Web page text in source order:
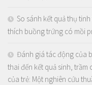
So sánh kết quả thụ
thích buồng trứng có mồi
Đánh giá tác động của
thai đến kết quả sinh, trầm
của trẻ: Một nghiên cứu